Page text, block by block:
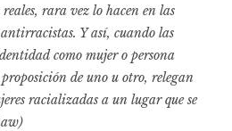
rara vez lo hacen en las
Y así, cuando las
como mujer o persona
de uno u otro, relegan
racializadas a un lugar que se